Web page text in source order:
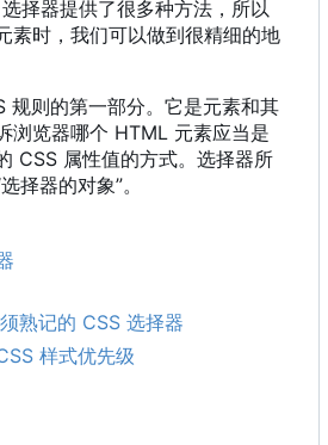
择器提供了很多种方法，所以
素时，我们可以做到很精细的地
规则的第一部分。它是元素和其
浏览器哪个 HTML 元素应当是
CSS 属性值的方式。选择器所
择器的对象”。
熟记的 CSS 选择器
样式优先级